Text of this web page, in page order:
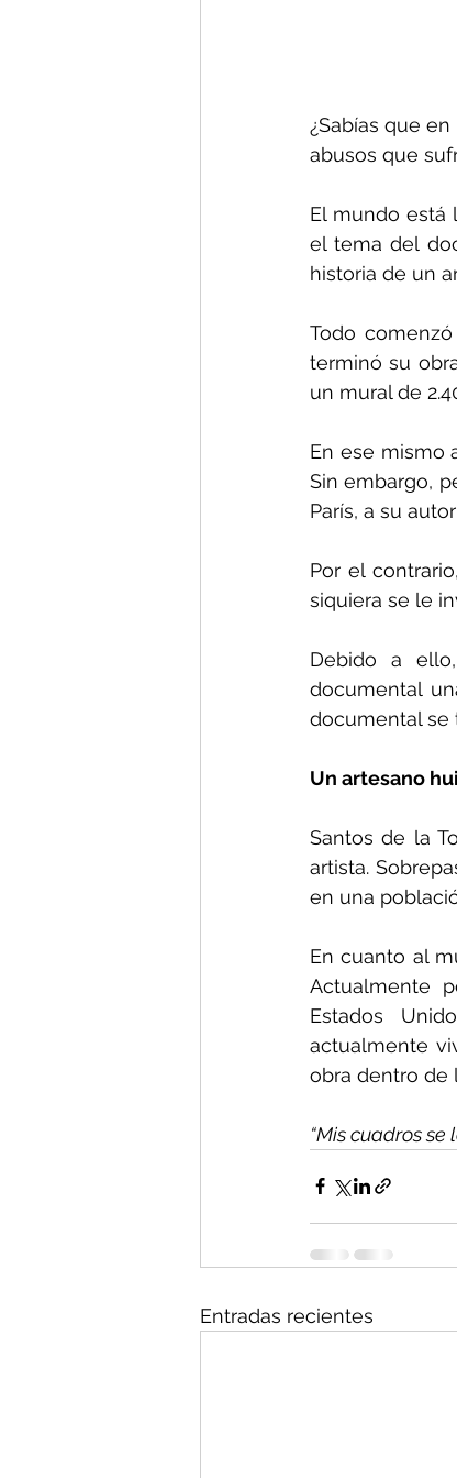
¿Sabías que
abusos que
El mundo está
el tema del
historia de un
Todo
terminó su
un mural de
En ese mismo
Sin embargo,
París, a su
Por el
siquiera se le
Debido a
documental
documental se
Un artesano
Santos de la
artista.
en una
En cuanto al
Actualmente
Estados
actualmente
obra dentro de
“Mis cuadros
Entradas recientes